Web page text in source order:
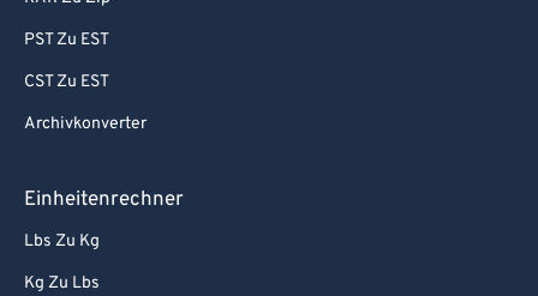
PST Zu EST
CST Zu EST
Archivkonverter
Einheitenrechner
Lbs Zu Kg
Kg Zu Lbs